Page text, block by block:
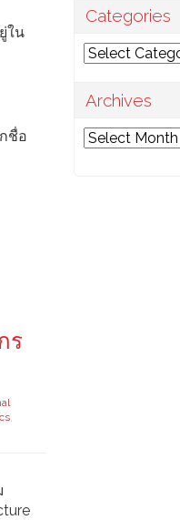
ใน
ชื่อ
ร
,
Categories
Categories
Archives
Archives